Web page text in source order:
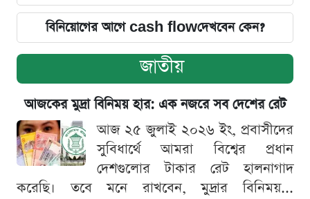
বিনিয়োগের আগে cash flowদেখবেন কেন?
জাতীয়
আজকের মুদ্রা বিনিময় হার: এক নজরে সব দেশের রেট
আজ ২৫ জুলাই ২০২৬ ইং, প্রবাসীদের
সুবিধার্থে আমরা বিশ্বের প্রধান
দেশগুলোর টাকার রেট হালনাগাদ
করেছি। তবে মনে রাখবেন, মুদ্রার বিনিময়...